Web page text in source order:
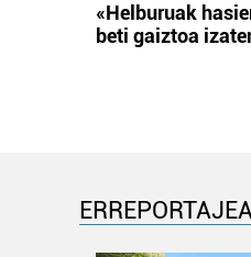
«Helburuak
beti gaiztoa